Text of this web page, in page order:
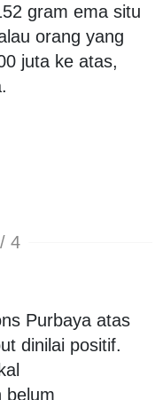
gram ema situ
orang yang
juta ke atas,
4
Purbaya atas
dinilai positif.
belum